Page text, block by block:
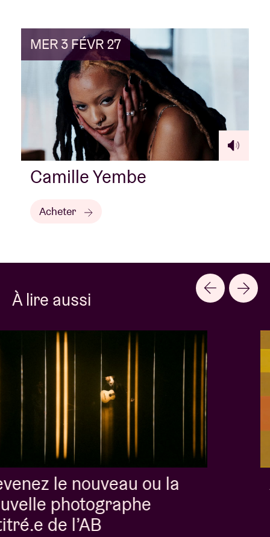
MER 3 FÉVR 27
Camille Yembe
Acheter
À lire aussi
Album of the week:
'Doctrine Of Love' - Jalen
Ngonda